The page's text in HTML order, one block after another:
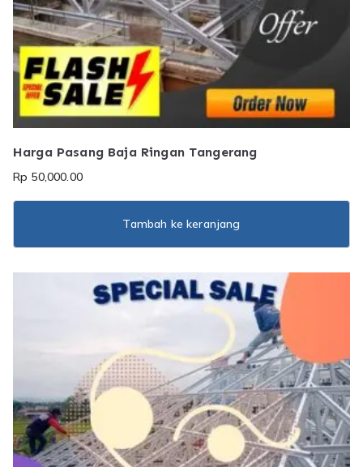
Harga Pasang Baja Ringan Tangerang
Rp 50,000.00
Tambah ke keranjang